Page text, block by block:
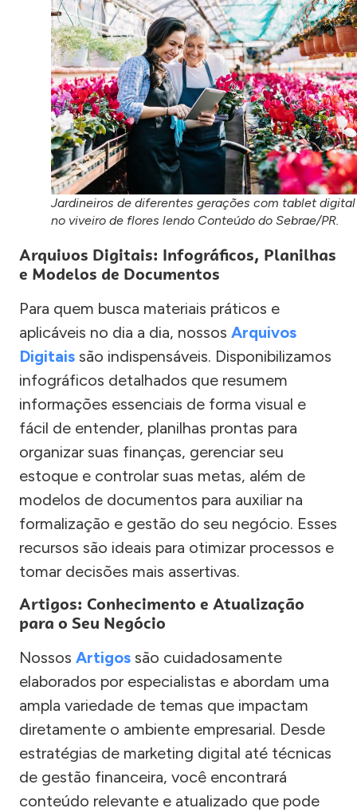
Jardineiros de diferentes gerações com tablet digital
no viveiro de flores lendo Conteúdo do Sebrae/PR.
Arquivos Digitais: Infográficos, Planilhas
e Modelos de Documentos
Para quem busca materiais práticos e
aplicáveis no dia a dia, nossos Arquivos
Digitais são indispensáveis. Disponibilizamos
infográficos detalhados que resumem
informações essenciais de forma visual e
fácil de entender, planilhas prontas para
organizar suas finanças, gerenciar seu
estoque e controlar suas metas, além de
modelos de documentos para auxiliar na
formalização e gestão do seu negócio. Esses
recursos são ideais para otimizar processos e
tomar decisões mais assertivas.
Artigos: Conhecimento e Atualização
para o Seu Negócio
Nossos Artigos são cuidadosamente
elaborados por especialistas e abordam uma
ampla variedade de temas que impactam
diretamente o ambiente empresarial. Desde
estratégias de marketing digital até técnicas
de gestão financeira, você encontrará
conteúdo relevante e atualizado que pode